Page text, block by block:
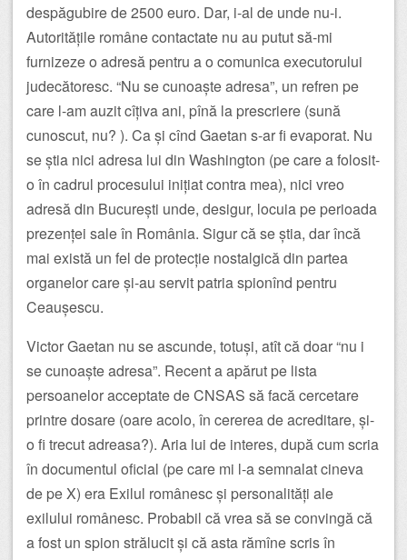
despăgubire de 2500 euro. Dar, i-al de unde nu-i.
Autoritățile române contactate nu au putut să-mi
furnizeze o adresă pentru a o comunica executorului
judecătoresc. “Nu se cunoaște adresa”, un refren pe
care l-am auzit cîțiva ani, pînă la prescriere (sună
cunoscut, nu? ). Ca și cînd Gaetan s-ar fi evaporat. Nu
se știa nici adresa lui din Washington (pe care a folosit-
o în cadrul procesului inițiat contra mea), nici vreo
adresă din București unde, desigur, locuia pe perioada
prezenței sale în România. Sigur că se știa, dar încă
mai există un fel de protecție nostalgică din partea
organelor care și-au servit patria spionînd pentru
Ceaușescu.
Victor Gaetan nu se ascunde, totuși, atît că doar “nu i
se cunoaște adresa”. Recent a apărut pe lista
persoanelor acceptate de CNSAS să facă cercetare
printre dosare (oare acolo, în cererea de acreditare, și-
o fi trecut adreasa?). Aria lui de interes, după cum scria
în documentul oficial (pe care mi l-a semnalat cineva
de pe X) era Exilul românesc și personalități ale
exilului românesc. Probabil că vrea să se convingă că
a fost un spion strălucit și că asta rămîne scris în